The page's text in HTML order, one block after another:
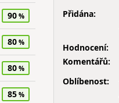
90
80
80
85
Přidána:
Hodnocení:
Komentářů:
Oblíbenost: